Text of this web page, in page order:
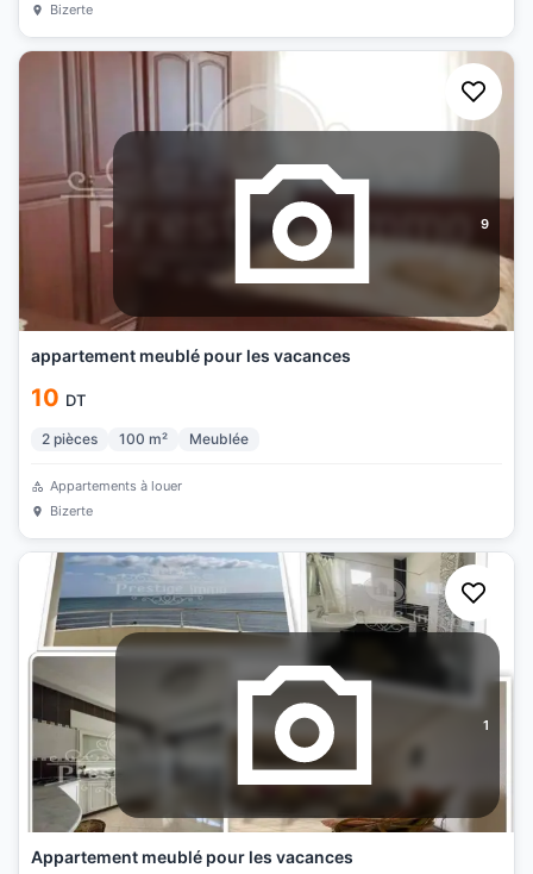
Bizerte
9
appartement meublé pour les vacances
10 DT
2 pièces 100 m² Meublée
Appartements à louer
Bizerte
1
Appartement meublé pour les vacances